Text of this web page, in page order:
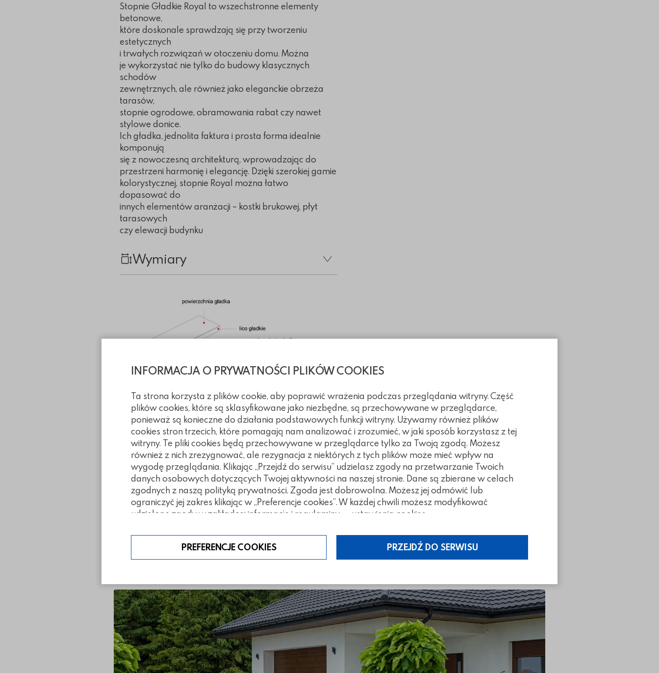
INFORMACJA O PRYWATNOŚCI PLIKÓW COOKIES
Ta strona korzysta z plików cookie, aby poprawić wrażenia podczas przeglądania witryny. Część
plików cookies, które są sklasyfikowane jako niezbędne, są przechowywane w przeglądarce,
ponieważ są konieczne do działania podstawowych funkcji witryny. Używamy również plików
cookies stron trzecich, które pomagają nam analizować i zrozumieć, w jaki sposób korzystasz z tej
witryny. Te pliki cookies będą przechowywane w przeglądarce tylko za Twoją zgodą. Możesz
również z nich zrezygnować, ale rezygnacja z niektórych z tych plików może mieć wpływ na
wygodę przeglądania. Klikając „Przejdź do serwisu” udzielasz zgody na przetwarzanie Twoich
danych osobowych dotyczących Twojej aktywności na naszej stronie. Dane są zbierane w celach
zgodnych z naszą polityką prywatności. Zgoda jest dobrowolna. Możesz jej odmówić lub
ograniczyć jej zakres klikając w „Preferencje cookies”. W każdej chwili możesz modyfikować
udzielone zgody w zakładce: informacje i regulaminy — ustawienia cookies.
PREFERENCJE COOKIES PRZEJDŹ DO SERWISU
Stopnie Gładkie Royal to wszechstronne elementy
betonowe,
które doskonale sprawdzają się przy tworzeniu
estetycznych
i trwałych rozwiązań w otoczeniu domu. Można
je wykorzystać nie tylko do budowy klasycznych
schodów
zewnętrznych, ale również jako eleganckie obrzeża
tarasów,
stopnie ogrodowe, obramowania rabat czy nawet
stylowe donice.
Ich gładka, jednolita faktura i prosta forma idealnie
komponują
się z nowoczesną architekturą, wprowadzając do
przestrzeni harmonię i elegancję. Dzięki szerokiej gamie
kolorystycznej, stopnie Royal można łatwo
dopasować do
innych elementów aranżacji – kostki brukowej, płyt
tarasowych
czy elewacji budynku
Wymiary
Informacje techniczne
Pliki do pobrania
Realizacje z wykorzystaniem stopni gładkich
Royal